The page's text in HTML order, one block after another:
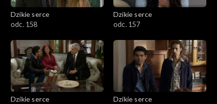
Dzikie serce
odc. 158
Dzikie serce
odc. 157
Dzikie serce
Dzikie serce